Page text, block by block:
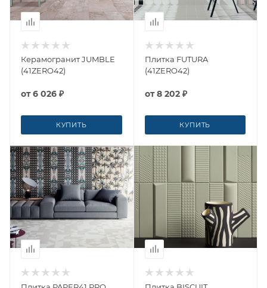
Керамогранит JUMBLE
(41ZERO42)
от6 026 ₽
КУПИТЬ
Плитка FUTURA
(41ZERO42)
от8 202 ₽
КУПИТЬ